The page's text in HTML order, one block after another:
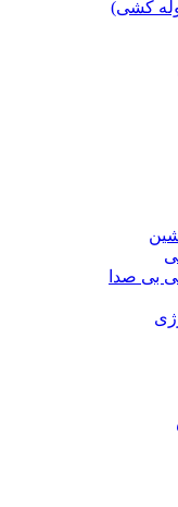
کشی)
بی صدا